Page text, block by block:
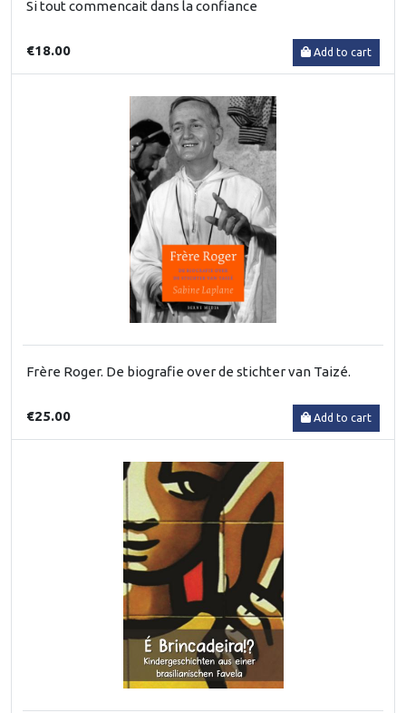
Si tout commencait dans la confiance
€18.00 Add to cart
Frère Roger. De biografie over de stichter van Taizé.
€25.00 Add to cart